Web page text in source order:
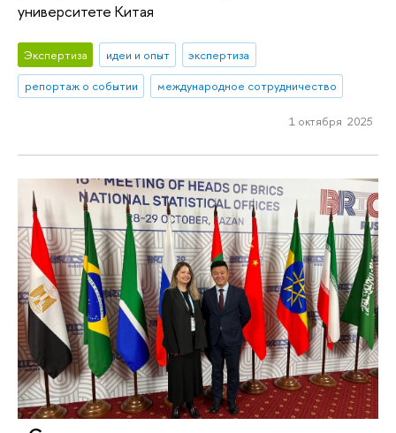
университете Китая
Экспертиза идеи и опыт
экспертиза
репортаж о событии
международное сотрудничество
1 октября 2025